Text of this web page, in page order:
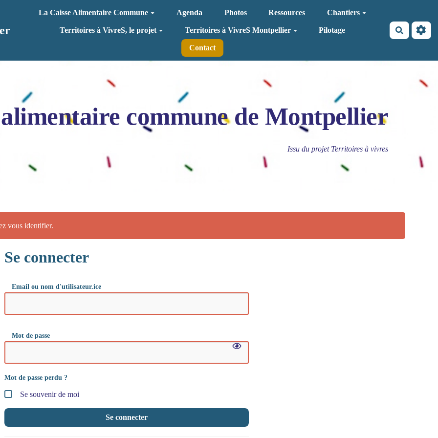
La Caisse Alimentaire Commune Agenda Photos Ressources Chantiers
Territoires à VivreS, le projet Territoires à VivreS Montpellier Pilotage
Contact
alimentaire commune de Montpellier
Issu du projet Territoires à vivres
vous identifier.
Se connecter
Email ou nom d'utilisateur.ice
Mot de passe
Mot de passe perdu ?
Se souvenir de moi
Se connecter